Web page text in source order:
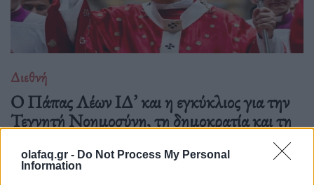
olafaq.gr - Do Not Process My Personal
Information
Διεθνή
Ο Πάπας Λέων ΙΔ’ και η εγκύκλιος για την
Τεχνητή Νοημοσύνη, τη δημοκρατία και τη
02.06.26